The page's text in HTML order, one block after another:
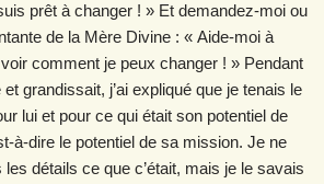
prêt à changer ! » Et demandez-moi ou
de la Mère Divine : « Aide-moi à
comment je peux changer ! » Pendant
grandissait, j’ai expliqué que je tenais le
lui et pour ce qui était son potentiel de
à-dire le potentiel de sa mission. Je ne
détails ce que c’était, mais je le savais